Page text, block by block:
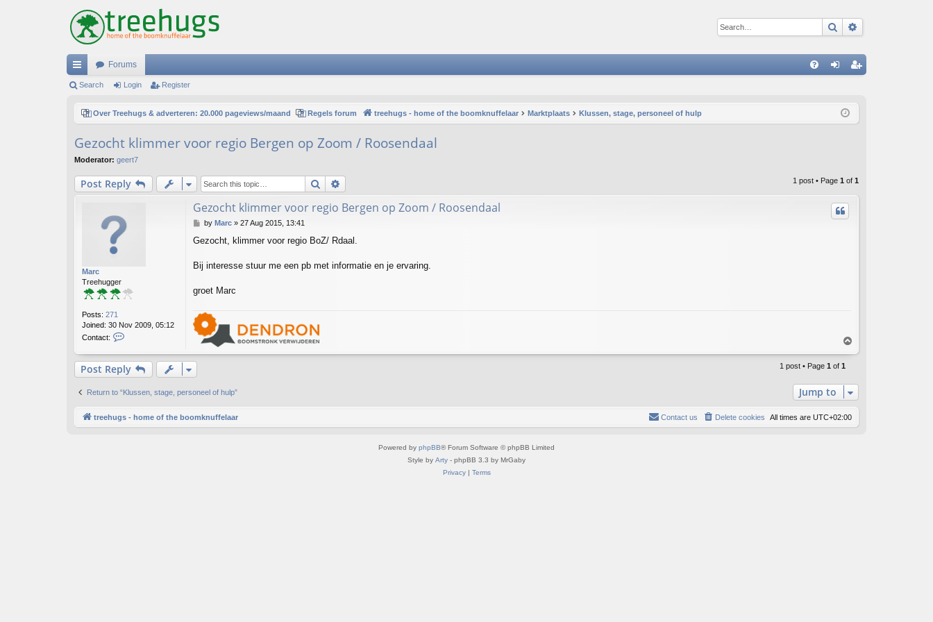
Search
ui
ks
Forums
ist
Search Login Register
Over Treehugs & adverteren: 20.000 pageviews/maand Regels forum treehugs - home of the boomknuffelaar Marktplaats Klussen, stage, personeel of hulp
Gezocht klimmer voor regio Bergen op Zoom / Roosendaal
Moderator: geert7
Post Reply Search 1 post • Page 1 of 1
Marc
Treehugger
Posts: 271
Joined: 30 Nov 2009, 05:12
Contact:
n
t
a
t
a
r
Gezocht klimmer voor regio Bergen op Zoom / Roosendaal
P
s
by Marc» 27 Aug 2015, 13:41
Gezocht, klimmer voor regio BoZ/ Rdaal.
Bij interesse stuur me een pb met informatie en je ervaring.
groet Marc
o
Post Reply 1 post • Page 1 of 1
Return to “Klussen, stage, personeel of hulp” Jump to
treehugs - home of the boomknuffelaar All times are UTC+02:00
Delete cookies
Contact us
Powered by phpBB® Forum Software © phpBB Limited
Style by Arty - phpBB 3.3 by MrGaby
Privacy| Terms